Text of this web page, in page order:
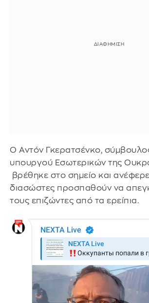
Ο Αντόν Γκερατσένκο,
υπουργού Εσωτερικών της
βρέθηκε στο σημείο και ανέφερε
διασώστες προσπαθούν να
τους επιζώντες από τα ερείπια.